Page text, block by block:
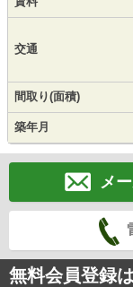
交通
間取り(面積)
築年月
メ
無料会員登録